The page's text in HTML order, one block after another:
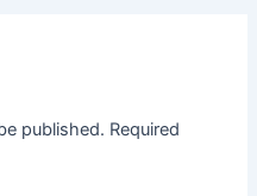
published. Required